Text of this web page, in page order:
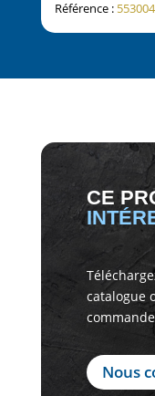
Référence :
CE
catalogue
Nous